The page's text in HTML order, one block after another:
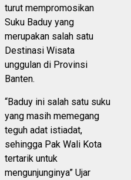
turut mempromosikan
Suku Baduy yang
merupakan salah satu
Destinasi Wisata
unggulan di Provinsi
Banten.
“Baduy ini salah satu suku
yang masih memegang
teguh adat istiadat,
sehingga Pak Wali Kota
tertarik untuk
mengunjunginya” Ujar